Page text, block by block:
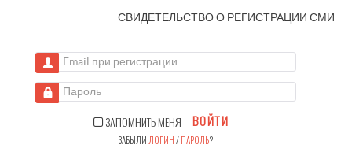
СВИДЕТЕЛЬСТВО О РЕГИСТРАЦИИСМИ
Email при регистрации
Пароль
ЗАПОМНИТЬ МЕНЯ ВОЙТИ
ЗАБЫЛИ ЛОГИН/ПАРОЛЬ?